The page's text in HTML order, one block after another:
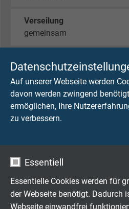
Auf unserer Webseite werden
davon werden zwingend
ermöglichen, Ihre
zu verbessern.
Essentiell
Essentielle Cookies werden für
der Webseite benötigt. Dadurch
Webseite einwandfrei
Verseilung
gemeinsam
Mantelmaterial
PVC
Mantelfarbe
schwarz
TECHNISCHE DATEN
Nennspannung
300/500 V Steueradern -(1,5